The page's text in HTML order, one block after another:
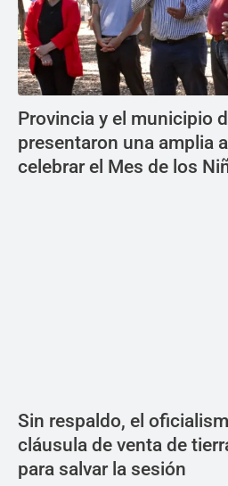
Provincia y el municipio
presentaron una amplia
celebrar el Mes de los
Sin respaldo, el
cláusula de venta de
para salvar la sesión